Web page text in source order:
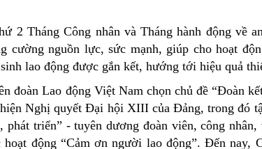
2 Tháng Công nhân và Tháng hành động về
cường nguồn lực, sức mạnh, giúp cho hoạt
lao động được gắn kết, hướng tới hiệu quả
đoàn Lao động Việt Nam chọn chủ đề “Đoàn
Nghị quyết Đại hội XIII của Đảng, trong đó
phát triển” - tuyên dương đoàn viên, công
hoạt động “Cảm ơn người lao động”. Đến nay,